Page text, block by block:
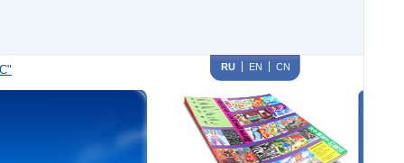
RU EN CN